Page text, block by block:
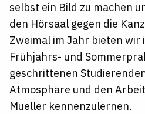
selbst ein Bild zu machen
den Hörsaal gegen die
Zweimal im Jahr bieten wir
Frühjahrs- und
geschrittenen
Atmosphäre und den
Mueller kennenzulernen.